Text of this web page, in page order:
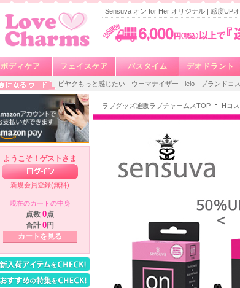
Sensuva オン for Her オリジナル | 感度UP
ボディケア フェイスケア バスタイム デオドラント
ビヤクもっと感じたい ウーマナイザー lelo ブランドコ
ようこそ！ゲストさま
新規会員登録(無料)
現在のカートの中身
点数 0点
合計 0円
カートを見る
ラブグッズ通販ラブチャームスTOP Hコ